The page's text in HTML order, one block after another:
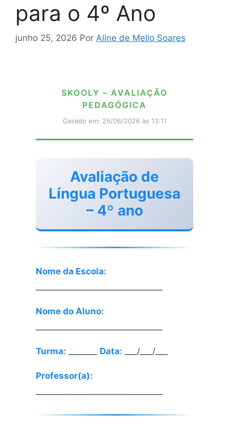
para o 4º Ano
junho 25, 2026 Por Aline de Mello Soares
SKOOLY – AVALIAÇÃO
PEDAGÓGICA
Gerado em: 25/06/2026 às 13:11
Avaliação de
Língua Portuguesa
– 4º ano
Nome da Escola:
Nome do Aluno:
Turma: Data: ___/___/___
Professor(a):